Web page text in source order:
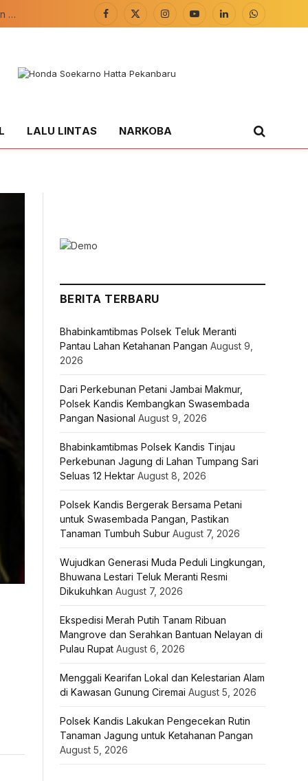
Bhabinkamtibmas Polsek Teluk Meranti Pantau Lahan Ketahanan Pangan
Facebook
X
InstagramYouTubeLinkedInWhatsApp
LALU LINTAS NARKOBA
BERITA TERBARU
Bhabinkamtibmas Polsek Teluk Meranti
Pantau Lahan Ketahanan Pangan August 9,
2026
Dari Perkebunan Petani Jambai Makmur,
Polsek Kandis Kembangkan Swasembada
Pangan Nasional August 9, 2026
Bhabinkamtibmas Polsek Kandis Tinjau
Perkebunan Jagung di Lahan Tumpang Sari
Seluas 12 Hektar August 8, 2026
Polsek Kandis Bergerak Bersama Petani
untuk Swasembada Pangan, Pastikan
Tanaman Tumbuh Subur August 7, 2026
Wujudkan Generasi Muda Peduli Lingkungan,
Bhuwana Lestari Teluk Meranti Resmi
Dikukuhkan August 7, 2026
Ekspedisi Merah Putih Tanam Ribuan
Mangrove dan Serahkan Bantuan Nelayan di
Pulau Rupat August 6, 2026
Menggali Kearifan Lokal dan Kelestarian Alam
di Kawasan Gunung Ciremai August 5, 2026
Polsek Kandis Lakukan Pengecekan Rutin
Tanaman Jagung untuk Ketahanan Pangan
August 5, 2026